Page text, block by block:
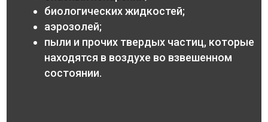
биологических жидкостей;
аэрозолей;
пыли и прочих твердых частиц, которые
находятся в воздухе во взвешенном
состоянии.